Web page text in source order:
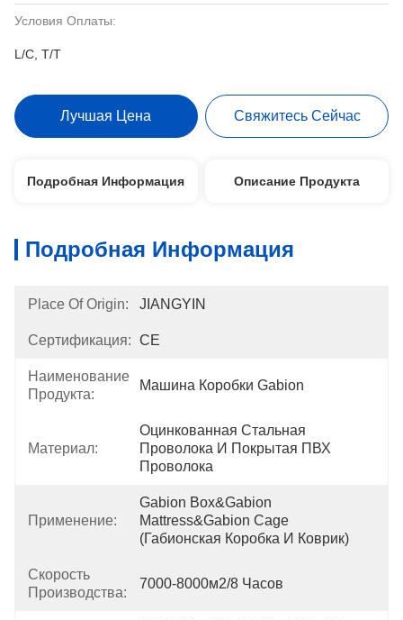
Условия Оплаты:
L/C, T/T
Лучшая Цена Свяжитесь Сейчас
Подробная Информация Описание Продукта
Подробная Информация
Place Of Origin: JIANGYIN
Сертификация: CE
Наименование
Продукта:
Машина Коробки Gabion
Материал:
Оцинкованная Стальная
Проволока И Покрытая ПВХ
Проволока
Применение:
Gabion Box&Gabion
Mattress&Gabion Cage
(Габионская Коробка И Коврик)
Скорость
Производства:
7000-8000м2/8 Часов